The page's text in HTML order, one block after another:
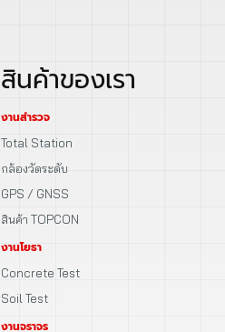
สินค้าของเรา
งานสำรวจ
Total Station
กล้องวัดระดับ
GPS / GNSS
สินค้า TOPCON
งานโยธา
Concrete Test
Soil Test
งานจราจร